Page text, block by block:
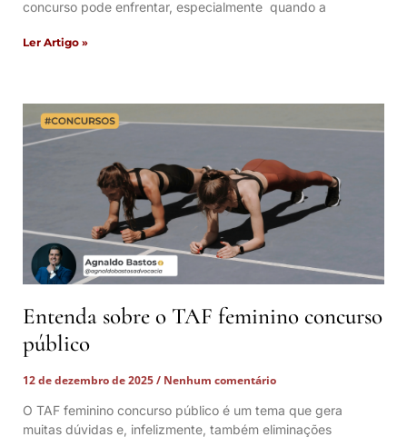
concurso pode enfrentar, especialmente quando a
Ler Artigo »
Entenda sobre o TAF feminino concurso
público
12 de dezembro de 2025
Nenhum comentário
O TAF feminino concurso público é um tema que gera
muitas dúvidas e, infelizmente, também eliminações